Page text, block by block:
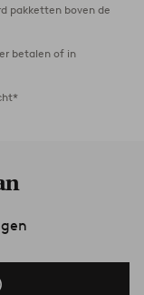
pakketten boven de
betalen of in